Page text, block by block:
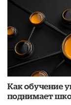
​Как обучение
поднимает